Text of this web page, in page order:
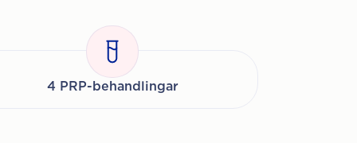
4 PRP-behandlingar